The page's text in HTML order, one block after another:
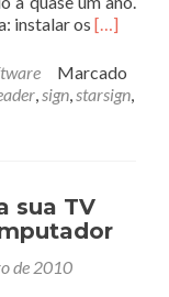
instalar os Leia
[…]
Marcado
,sign,starsign,
sua TV
de 2010